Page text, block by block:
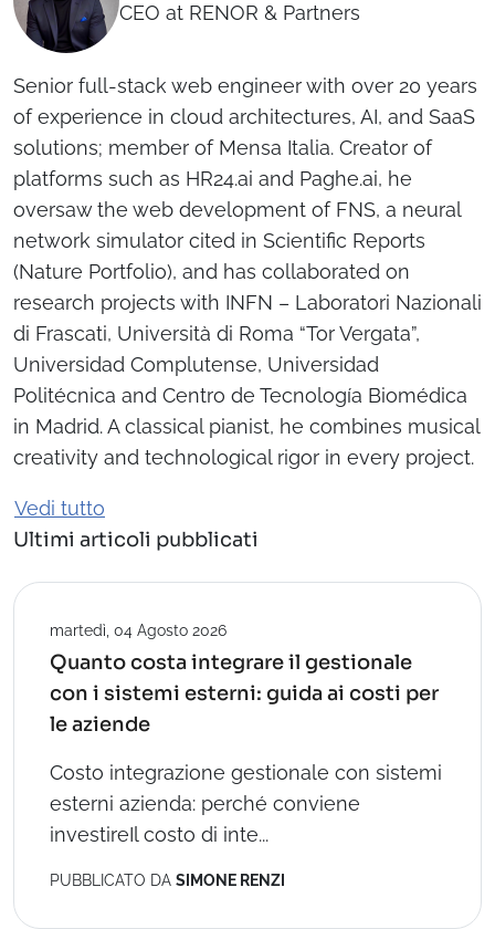
CEO at RENOR & Partners
Senior full-stack web engineer with over 20 years
of experience in cloud architectures, AI, and SaaS
solutions; member of Mensa Italia. Creator of
platforms such as HR24.ai and Paghe.ai, he
oversaw the web development of FNS, a neural
network simulator cited in Scientific Reports
(Nature Portfolio), and has collaborated on
research projects with INFN – Laboratori Nazionali
di Frascati, Università di Roma “Tor Vergata”,
Universidad Complutense, Universidad
Politécnica and Centro de Tecnología Biomédica
in Madrid. A classical pianist, he combines musical
creativity and technological rigor in every project.
Vedi tutto
Ultimi articoli pubblicati
martedì, 04 Agosto 2026
Quanto costa integrare il gestionale
con i sistemi esterni: guida ai costi per
le aziende
Costo integrazione gestionale con sistemi
esterni azienda: perché conviene
investireIl costo di inte...
PUBBLICATO DA SIMONE RENZI